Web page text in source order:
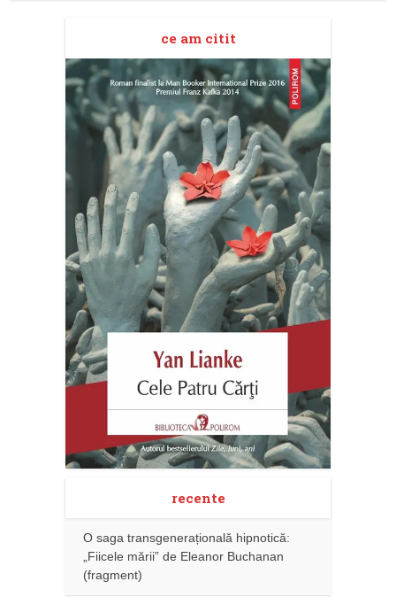
ce am citit
recente
O saga transgenerațională hipnotică:
„Fiicele mării” de Eleanor Buchanan
(fragment)